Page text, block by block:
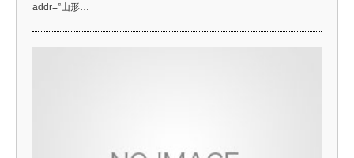
addr=”山形…